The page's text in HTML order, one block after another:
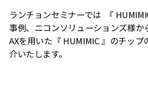
ランチョンセミナーでは 『
事例、ニコンソリューションズ様か
AXを用いた『 HUMIMIC』のチップ
介いたします。